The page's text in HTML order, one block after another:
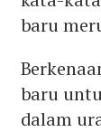
baru
baru
dalam